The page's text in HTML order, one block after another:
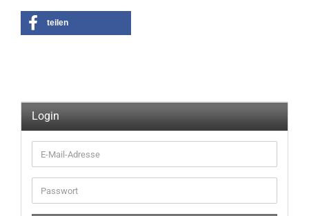
teilen
Login
E-
Mail-
Adresse
Passwort